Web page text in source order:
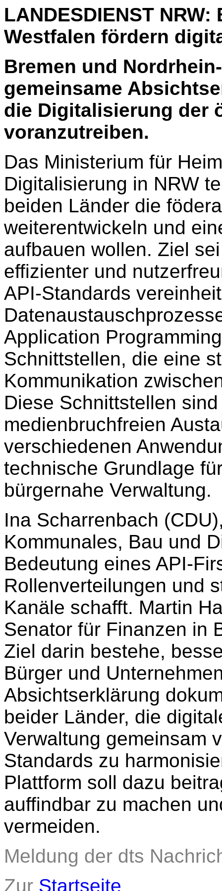
LANDESDIENST
Westfalen fördern
Bremen und
gemeinsame
die Digitalisierung der
voranzutreiben.
Das Ministerium für
Digitalisierung in NRW
beiden Länder die
weiterentwickeln und
aufbauen wollen. Ziel
effizienter und
API-Standards
Application
Schnittstellen, die eine
Kommunikation
Diese Schnittstellen
medienbruchfreien
verschiedenen
technische Grundlage
bürgernahe Verwaltung.
Ina Scharrenbach
Kommunales, Bau und
Bedeutung eines API-
Rollenverteilungen und
Kanäle schafft. Martin
Senator für Finanzen in
Ziel darin bestehe,
Bürger und
Absichtserklärung
beider Länder, die
Verwaltung gemeinsam
Standards zu
Plattform soll dazu
auffindbar zu machen
vermeiden.
Meldung der dts
Zur Startseite